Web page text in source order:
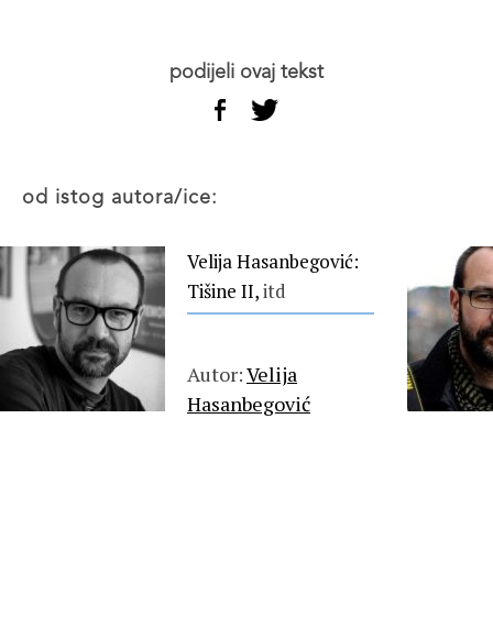
podijeli ovaj tekst
od istog autora/ice:
Velija Hasanbegović:
Tišine II,itd
Autor:Velija
Hasanbegović